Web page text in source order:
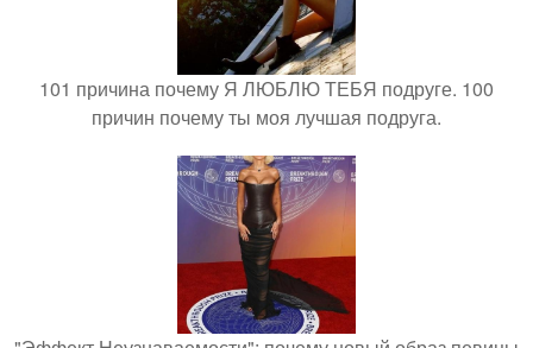
101 причина почему Я ЛЮБЛЮ ТЕБЯ подруге. 100
причин почему ты моя лучшая подруга.